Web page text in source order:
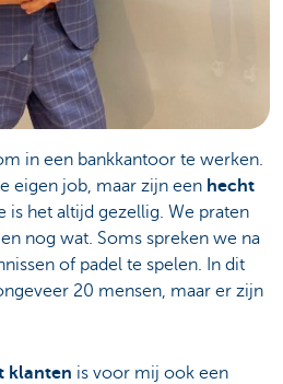
in een bankkantoor te werken.
eigen job, maar zijn een hecht
is het altijd gezellig. We praten
nog wat. Soms spreken we na
of padel te spelen. In dit
20 mensen, maar er zijn
klanten is voor mij ook een